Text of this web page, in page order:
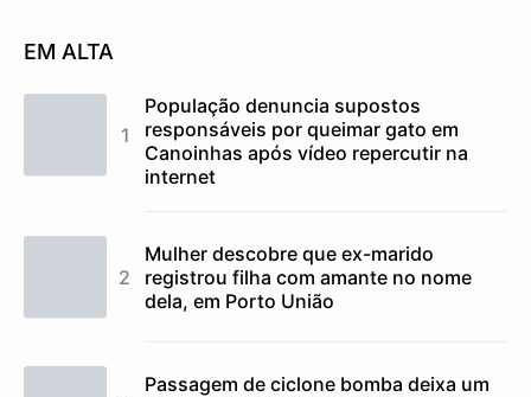
EM ALTA
População denuncia supostos
responsáveis por queimar gato em
Canoinhas após vídeo repercutir na
internet
Mulher descobre que ex-marido
registrou filha com amante no nome
dela, em Porto União
Passagem de ciclone bomba deixa um